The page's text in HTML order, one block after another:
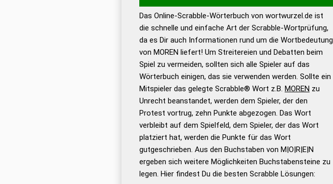
Wortwurzel liefert mit Hilfe eines semantischen
Wortanalyse-Algorithmus gute Anhaltspunkte zu
Wortbedeutung, Worttrennung und Wortform, um die
Gültigkeit eines Wortes für das Scrabble-Spiel zu
bestimmen! zugelassene Turnier Scrabble-
Wörterbücher sind:
Duden – Standardwerk in 12
Bänden
Duden – Richtiges und gutes
Deutsch
Duden – Die deutsche Grammatik
Duden – Deutsches
Das Online-Scrabble-Wörterbuch von wortwurzel.de ist
die schnelle und einfache Art der Scrabble-Wortprüfung,
da es Dir auch Informationen rund um die Wortbedeutung
von MOREN liefert! Um Streitereien und Debatten beim
Spiel zu vermeiden, sollten sich alle Spieler auf das
Wörterbuch einigen, das sie verwenden werden. Sollte ein
Mitspieler das gelegte Scrabble® Wort z.B. MOREN zu
Unrecht beanstandet, werden dem Spieler, der den
Protest vortrug, zehn Punkte abgezogen. Das Wort
verbleibt auf dem Spielfeld, dem Spieler, der das Wort
platziert hat, werden die Punkte für das Wort
gutgeschrieben. Aus den Buchstaben von M|O|R|E|N
ergeben sich weitere Möglichkeiten Buchstabensteine zu
legen. Hier findest Du die besten Scrabble Lösungen: